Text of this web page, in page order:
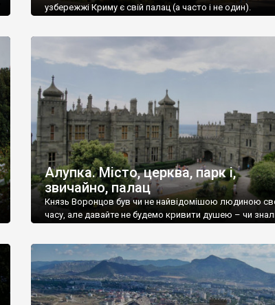
узбережжі Криму є свій палац (а часто і не один).
Алупка. Місто, церква, парк і,
звичайно, палац
Князь Воронцов був чи не найвідомішою людиною
часу, але давайте не будемо кривити душею – чи